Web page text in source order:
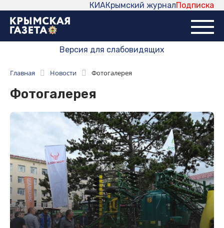
Подписка
Крымский журнал
КИА
Версия для слабовидящих
Главная Новости Фотогалерея
Фотогалерея